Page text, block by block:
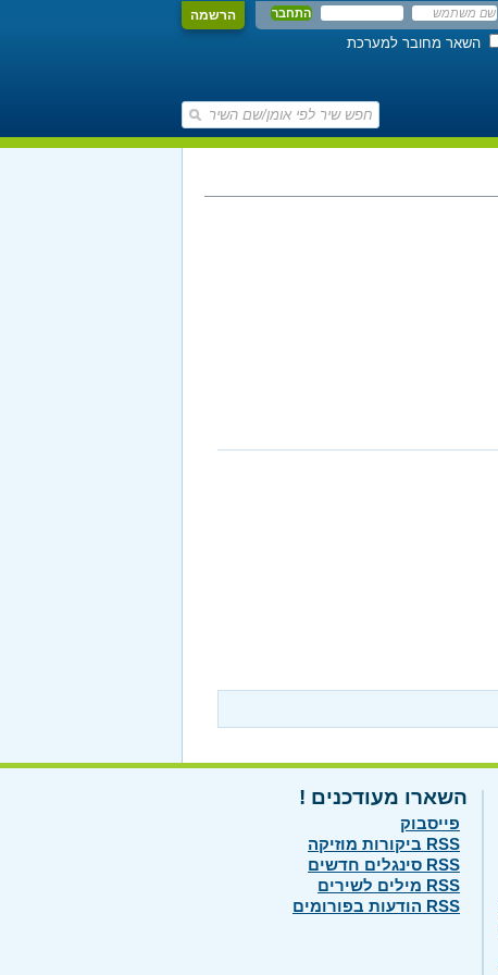
הרשמה
השאר מחובר למערכת
השארו מעודכנים !
פייסבוק
RSS ביקורות מוזיקה
RSS סינגלים חדשים
RSS מילים לשירים
RSS הודעות בפורומים